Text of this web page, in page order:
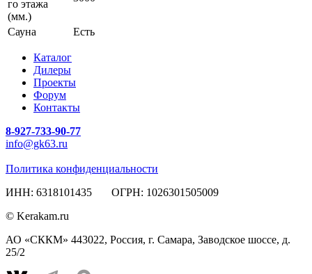
го этажа
(мм.)
Сауна Есть
Каталог
Дилеры
Проекты
Форум
Контакты
8-927-733-90-77
info@gk63.ru
Политика конфиденциальности
ИНН: 6318101435 ОГРН: 1026301505009
© Kerakam.ru
АО «СККМ» 443022, Россия, г. Самара, Заводское шоссе, д.
25/2